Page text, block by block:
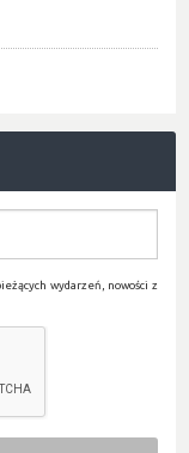
wydarzeń, nowości z